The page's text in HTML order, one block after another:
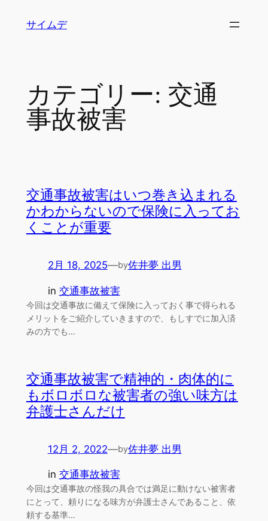
サイムデ
カテゴリー: 交通
事故被害
交通事故被害はいつ巻き込まれる
かわからないので保険に入ってお
くことが重要
2月 18, 2025—by佐井夢 出男
in 交通事故被害
今回は交通事故に備えて保険に入っておく事で得られる
メリットをご紹介していきますので、もしすでに加入済
みの方でも…
交通事故被害で精神的・肉体的に
もボロボロな被害者の強い味方は
弁護士さんだけ
12月 2, 2022—by佐井夢 出男
in 交通事故被害
今回は交通事故の怪我の具合では満足に動けない被害者
にとって、頼りになる味方が弁護士さんであること、依
頼する基準…